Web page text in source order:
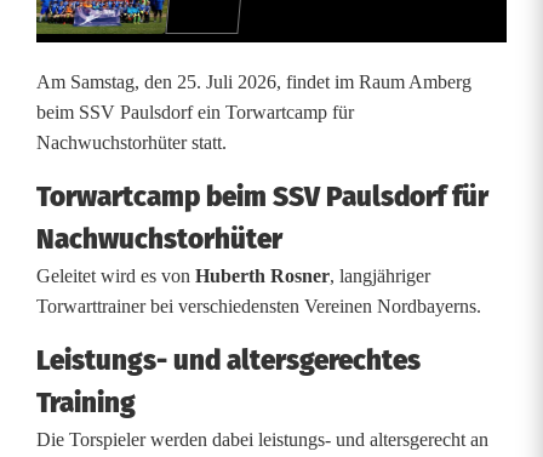
c
m
p
i
n
P
u
l
Am Samstag, den 25. Juli 2026, findet im Raum Amberg
beim SSV Paulsdorf ein Torwartcamp für
Nachwuchstorhüter statt.
Torwartcamp beim SSV Paulsdorf für
Nachwuchstorhüter
Geleitet wird es von Huberth Rosner, langjähriger
Torwarttrainer bei verschiedensten Vereinen Nordbayerns.
Leistungs- und altersgerechtes
Training
Die Torspieler werden dabei leistungs- und altersgerecht an